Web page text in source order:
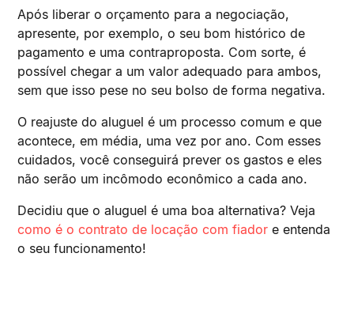
Após liberar o orçamento para a negociação,
apresente, por exemplo, o seu bom histórico de
pagamento e uma contraproposta. Com sorte, é
possível chegar a um valor adequado para ambos,
sem que isso pese no seu bolso de forma negativa.
O reajuste do aluguel é um processo comum e que
acontece, em média, uma vez por ano. Com esses
cuidados, você conseguirá prever os gastos e eles
não serão um incômodo econômico a cada ano.
Decidiu que o aluguel é uma boa alternativa? Veja
como é o contrato de locação com fiador e entenda
o seu funcionamento!